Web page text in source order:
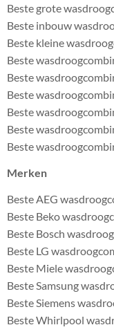
Beste grote
Beste inbouw
Beste kleine
Beste
Beste
Beste
Beste
Beste
Beste
Merken
Beste AEG
Beste Beko
Beste Bosch
Beste LG
Beste Miele
Beste Samsung
Beste Siemens
Beste Whirlpool